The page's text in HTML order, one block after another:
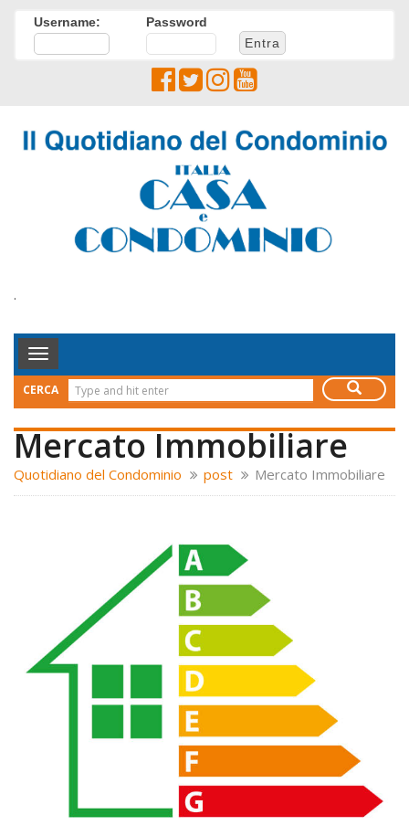
Username: Password
.
Toggle
Navigation
CERCA
Mercato Immobiliare
Quotidiano del Condominio post Mercato Immobiliare